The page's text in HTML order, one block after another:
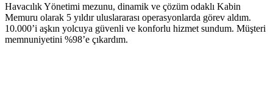
Havacılık Yönetimi mezunu, dinamik ve çözüm odaklı Kabin
Memuru olarak 5 yıldır uluslararası operasyonlarda görev aldım.
10.000’i aşkın yolcuya güvenli ve konforlu hizmet sundum. Müşteri
memnuniyetini %98’e çıkardım.